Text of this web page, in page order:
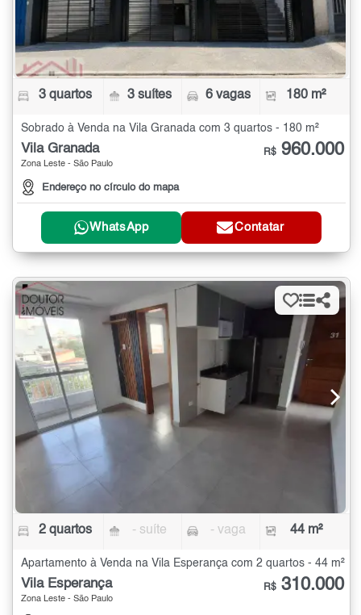
3 quartos 3 suítes 6 vagas 180 m²
Sobrado à Venda na Vila Granada com 3 quartos - 180 m²
Vila Granada
Zona Leste - São Paulo
Endereço no círculo do mapa
R$ 960.000
WhatsApp Contatar
2 quartos - suíte - vaga 44 m²
Apartamento à Venda na Vila Esperança com 2 quartos - 44 m²
Vila Esperança
Zona Leste - São Paulo
R$ 310.000